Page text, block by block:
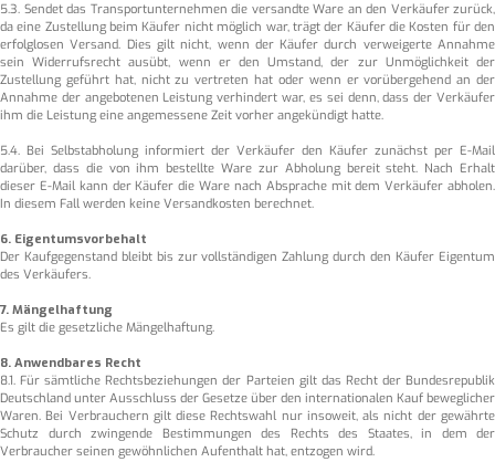
5.3. Sendet das Transportunternehmen die versandte Ware an den Verkäufer zurück,
da eine Zustellung beim Käufer nicht möglich war, trägt der Käufer die Kosten für den
erfolglosen Versand. Dies gilt nicht, wenn der Käufer durch verweigerte Annahme
sein Widerrufsrecht ausübt, wenn er den Umstand, der zur Unmöglichkeit der
Zustellung geführt hat, nicht zu vertreten hat oder wenn er vorübergehend an der
Annahme der angebotenen Leistung verhindert war, es sei denn, dass der Verkäufer
ihm die Leistung eine angemessene Zeit vorher angekündigt hatte.
5.4. Bei Selbstabholung informiert der Verkäufer den Käufer zunächst per E-Mail
darüber, dass die von ihm bestellte Ware zur Abholung bereit steht. Nach Erhalt
dieser E-Mail kann der Käufer die Ware nach Absprache mit dem Verkäufer abholen.
In diesem Fall werden keine Versandkosten berechnet.
6. Eigentumsvorbehalt
Der Kaufgegenstand bleibt bis zur vollständigen Zahlung durch den Käufer Eigentum
des Verkäufers.
7. Mängelhaftung
Es gilt die gesetzliche Mängelhaftung.
8. Anwendbares Recht
8.1. Für sämtliche Rechtsbeziehungen der Parteien gilt das Recht der Bundesrepublik
Deutschland unter Ausschluss der Gesetze über den internationalen Kauf beweglicher
Waren. Bei Verbrauchern gilt diese Rechtswahl nur insoweit, als nicht der gewährte
Schutz durch zwingende Bestimmungen des Rechts des Staates, in dem der
Verbraucher seinen gewöhnlichen Aufenthalt hat, entzogen wird.